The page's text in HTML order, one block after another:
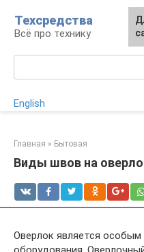
контенту
Техсредства
Всё про технику
English
Главная » Бытовая
Виды швов на
Оверлок является